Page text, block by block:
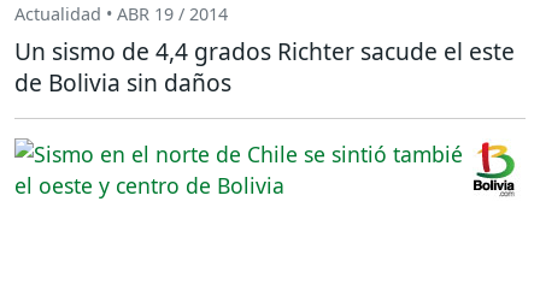
Actualidad • ABR 19 / 2014
Un sismo de 4,4 grados Richter sacude el este
de Bolivia sin daños